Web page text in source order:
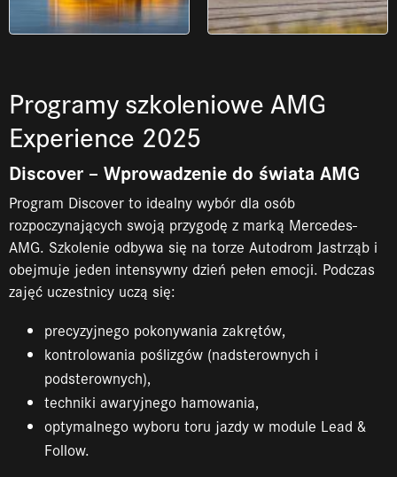
Programy szkoleniowe AMG
Experience 2025
Discover – Wprowadzenie do świata AMG
Program Discover to idealny wybór dla osób
rozpoczynających swoją przygodę z marką Mercedes-
AMG. Szkolenie odbywa się na torze Autodrom Jastrząb i
obejmuje jeden intensywny dzień pełen emocji. Podczas
zajęć uczestnicy uczą się:
precyzyjnego pokonywania zakrętów,
kontrolowania poślizgów (nadsterownych i
podsterownych),
techniki awaryjnego hamowania,
optymalnego wyboru toru jazdy w module Lead &
Follow.